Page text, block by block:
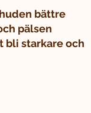
bättre
pälsen
bli starkare och